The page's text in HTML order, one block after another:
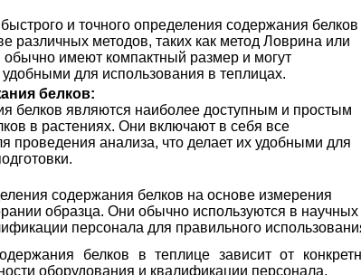
и точного определения содержания белков
различных методов, таких как метод Ловрина или
имеют компактный размер и могут
для использования в теплицах.
белков:
белков являются наиболее доступным и простым
в растениях. Они включают в себя все
проведения анализа, что делает их удобными для
содержания белков на основе измерения
образца. Они обычно используются в научных
персонала для правильного
белков в теплице зависит от
оборудования и квалификации персонала.